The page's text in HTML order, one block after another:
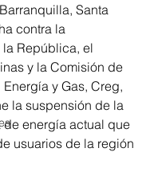
Santa
contra la
República, el
y la Comisión de
y Gas, Creg,
la suspensión de la
de energía actual que
usuarios de la región